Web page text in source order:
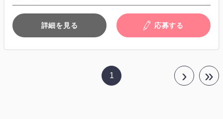
詳細を見る 応募する
1 › »